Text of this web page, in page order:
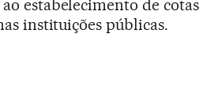
estabelecimento de cotas
instituições públicas.